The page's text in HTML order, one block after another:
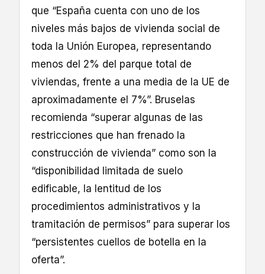
que “España cuenta con uno de los
niveles más bajos de vivienda social de
toda la Unión Europea, representando
menos del 2% del parque total de
viviendas, frente a una media de la UE de
aproximadamente el 7%”. Bruselas
recomienda “superar algunas de las
restricciones que han frenado la
construcción de vivienda” como son la
“disponibilidad limitada de suelo
edificable, la lentitud de los
procedimientos administrativos y la
tramitación de permisos” para superar los
“persistentes cuellos de botella en la
oferta”.